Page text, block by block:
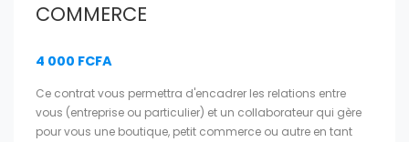
COMMERCE
4 000 FCFA
Ce contrat vous permettra d'encadrer les relations entre
vous (entreprise ou particulier) et un collaborateur qui gère
pour vous une boutique, petit commerce ou autre en tant